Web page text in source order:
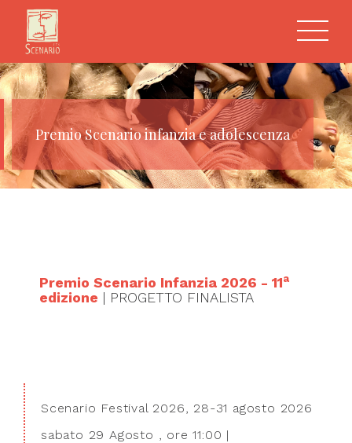
Premio Scenario infanzia e adolescenza
Premio Scenario Infanzia 2026 - 11a
edizione | PROGETTO FINALISTA
Scenario Festival 2026, 28-31 agosto 2026
sabato 29 Agosto , ore 11:00 |